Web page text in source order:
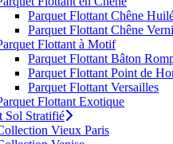
Parquet Flottant Chêne
Parquet Flottant Chêne Verni
Flottant à Motif
Parquet Flottant Bâton
Parquet Flottant Point de
Parquet Flottant Versailles
Flottant Exotique
Sol Stratifié
Vieux Paris